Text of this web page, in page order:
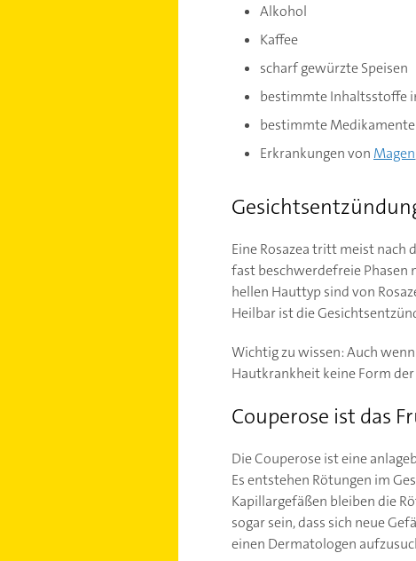
Alkohol
Kaffee
scharf gewürzte Speisen
bestimmte Inhaltsstoffe
bestimmte Medikamente
Erkrankungen von Magen
Eine Rosazea tritt meist nach
fast beschwerdefreie Phasen
hellen Hauttyp sind von
Heilbar ist die
Wichtig zu wissen: Auch
Hautkrankheit keine Form
Couperose ist das
Die Couperose ist eine
Es entstehen Rötungen im
Kapillargefäßen bleiben die
sogar sein, dass sich neue
einen Dermatologen